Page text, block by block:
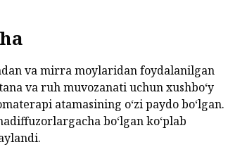
va mirra moylaridan foydalanilgan
va ruh muvozanati uchun xushbo‘y
atamasining o‘zi paydo bo‘lgan.
bo‘lgan ko‘plab